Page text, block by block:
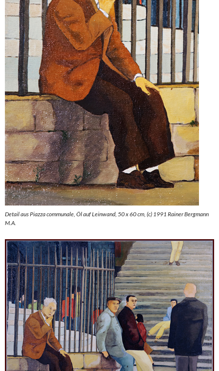
Detail aus Piazza communale, Öl auf Leinwand, 50 x 60 cm, (c) 1991 Rainer Bergmann
M.A.